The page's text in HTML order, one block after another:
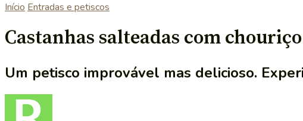
Início Entradas e petiscos
Castanhas salteadas com chouriço
Um petisco improvável mas delicioso.